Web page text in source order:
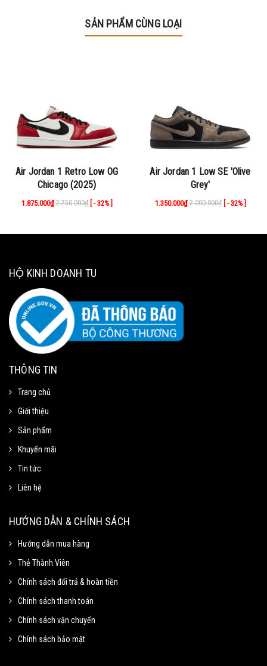
SẢN PHẨM CÙNG LOẠI
Air Jordan 1 Retro Low OG
Chicago (2025)
1.875.000₫ 2.750.000₫ [ - 32% ]
Air Jordan 1 Low SE 'Olive
Grey'
1.350.000₫ 2.000.000₫ [ - 32% ]
HỘ KINH DOANH TU
THÔNG TIN
Trang chủ
Giới thiệu
Sản phẩm
Khuyến mãi
Tin tức
Liên hệ
HƯỚNG DẪN & CHÍNH SÁCH
Hướng dẫn mua hàng
Thẻ Thành Viên
Chính sách đổi trả & hoàn tiền
Chính sách thanh toán
Chính sách vận chuyển
Chính sách bảo mật
Mã Giảm Giá
trang thanh toán.
250k.
Hạn sử dung: 31/09/2020